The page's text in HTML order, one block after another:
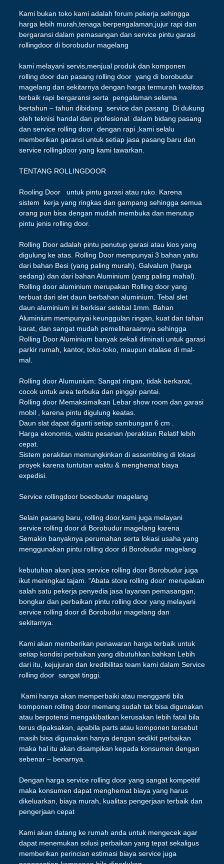
Kami bukan toko kami adalah forum pekerja sehingga
harga lebih murah,tenaga berpengalaman,jujur rapi dan
bergaransi dalam pemasangan dan service pintu garasi
rollingdoor di borobudur magelang
kami melayani servis,menjual produk dan komponen
rolling door dan pasang rolling door yang di borobudur
magelang dan sekitarnya dengan harga termurah kwalitas
terbaik rapi bergaransi serta pengalaman selama
bertahun – tahun dibidang service dan pasang Di dukung
oleh teknisi handal dan profesional. dalam bidang pasang
dan service rolling door dengan rapi ,kami selalu
memberikan garansi untuk setiap jasa pasang baru dan
service rollingdoor yang kami tawarkan.
TENTANG ROLLINGDOOR
Rooling Door untuk pintu garasi atau ruko. Karena
sistem kerja yang ringkas dan gampang sehingga semua
orang pun bisa dengan mudah membuka dan menutup
pintu jenis rolling door.
Rolling Door adalah pintu penutup garasi atau kios yang
digulung ke atas. Rolling Door mempunyai 3 bahan yaitu
dari bahan Besi (yang paling murah), Galvalum (harga
sedang) dan dari bahan Aluminium (yang paling mahal).
Rolling door aluminium merupakan Rolling door yang
terbuat dari slet daun berbahan aluminium. Tebal slet
daun aluminium ini berkisar setebal 1mm. Bahan
Aluminium mempunyai keunggulan ringan, kuat dan tahan
karat, dan sangat mudah pemeliharaannya sehingga
Rolling Door Aluminium banyak sekali diminati untuk garasi
parkir rumah, kantor, toko-toko, maupun etalase di mal-
mal.
Rolling door Alumunium: Sangat ringan, tidak berkarat,
cocok untuk area terbuka dan pinggir pantai.
Rolling door Memaksimalkan Lebar show room dan garasi
mobil , karena pintu digulung keatas.
Daun slat dapat diganti setiap sambungan 6 cm .
Harga ekonomis, waktu pesanan /perakitan Relatif lebih
cepat.
Sistem perakitan memungkinkan di assembling di lokasi
proyek karena tuntutan waktu & menghemat biaya
expedisi.
Service rollingdoor boeobudur magelang
Selain pasang baru, rolling door,kami juga melayani
service rolling door di Borobudur magelang karena
Semakin banyaknya perumahan serta lokasi usaha yang
menggunakan pintu rolling door di Borobudur magelang
kebutuhan akan jasa service rolling door Borobudur juga
ikut meningkat tajam. “Abata store rolling door‘ merupakan
salah satu pekerja penyedia jasa layanan pemasangan,
bongkar dan perbaikan pintu rolling door yang melayani
service rolling door di Borobudur magelang dan
sekitarnya.
Kami akan memberikan penawaran harga terbaik untuk
setiap kondisi perbaikan yang dibutuhkan.bahkan Lebih
dari itu, kejujuran dan kredibilitas team kami dalam Service
rolling door sangat tinggi.
Kami hanya akan memperbaiki atau mengganti bila
komponen rolling door memang sudah tak bisa digunakan
atau berpotensi mengakibatkan kerusakan lebih fatal bila
terus dipaksakan, apabila parts atau komponen tersebut
masih bisa digunakan hanya dengan sedikit perbaikan
maka hal itu akan disampikan kepada konsumen dengan
sebenar – benarnya.
Dengan harga service rolling door yang sangat kompetitif
maka konsumen dapat menghemat biaya yang harus
dikeluarkan, biaya murah, kualitas pengerjaan terbaik dan
pengerjaan cepat
Kami akan datang ke rumah anda untuk mengecek agar
dapat menemukan solusi perbaikan yang tepat sekaligus
memberikan perincian estimasi biaya service juga